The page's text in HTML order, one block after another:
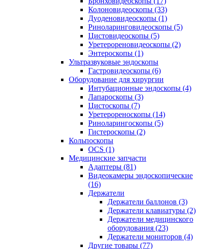
Колоновидеоскопы (33)
Дуоденовидеоскопы (1)
Риноларинговидеоскопы (5)
Цистовидеоскопы (5)
Уретерореновидеоскопы (2)
Энтероскопы (1)
Ультразвуковые эндоскопы
Гастровидеоскопы (6)
Оборудование для хирургии
Интубационные эндоскопы (4)
Лапароскопы (3)
Цистоскопы (7)
Уретерореноскопы (14)
Риноларингоскопы (5)
Гистероскопы (2)
Кольпоскопы
OCS (1)
Медицинские запчасти
Адаптеры (81)
Видеокамеры эндоскопические
(16)
Держатели
Держатели баллонов (3)
Держатели клавиатуры (2)
Держатели медицинского
оборудования (23)
Держатели мониторов (4)
Другие товары (77)